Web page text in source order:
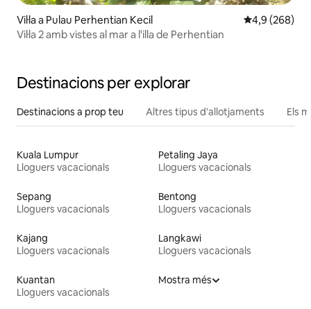
Vil·la a Pulau Perhentian Kecil 4,9 de
4,9 (268)
Vil·la 2 amb vistes al mar a l'illa de Perhentian
Destinacions per explorar
Destinacions a prop teu Altres tipus d'allotjaments Els
Kuala Lumpur
Lloguers vacacionals
Petaling Jaya
Lloguers vacacionals
Sepang
Lloguers vacacionals
Bentong
Lloguers vacacionals
Kajang
Lloguers vacacionals
Langkawi
Lloguers vacacionals
Kuantan
Lloguers vacacionals
Mostra més